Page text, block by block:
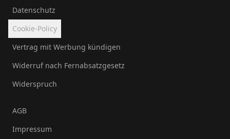
Datenschutz
Cookie-Policy
Vertrag mit Werbung kündigen
Widerruf nach Fernabsatzgesetz
Widerspruch
AGB
Impressum